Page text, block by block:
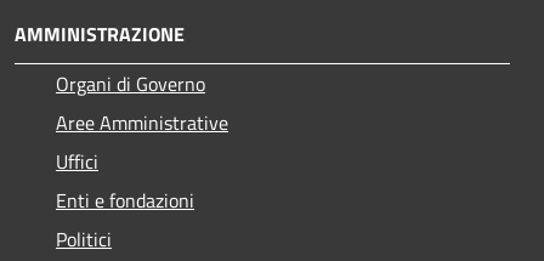
AMMINISTRAZIONE
Organi di Governo
Aree Amministrative
Uffici
Enti e fondazioni
Politici